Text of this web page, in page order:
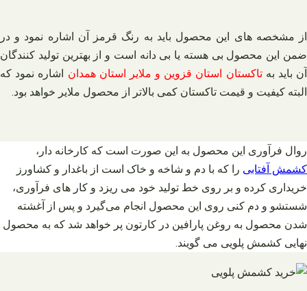
از مشخصه های این محصول باید به رنگ قرمز آن اشاره نمود و در
ضمن این محصول بی هسته یا بی دانه است و از بهترین تولید کنندگان
آن باید بهتاکستان استان قزوین و ملایر استان همدان اشاره نمود که
البته کیفیت و قیمت تاکستان کمی بالاتر از محصول ملایر خواهد بود.
روال فرآوری این محصول به این صورت است که کارخانه دار،
کشمش آفتابی را که با دم و شاخه و خاک است از باغدار و کشاورز
خریداری کرده و بر روی خط تولید خود می ریزد و کار های فرآوری،
شستشو و دم کنی روی این محصول انجام می‌گیرد و پس از آغشته
شدن محصول به روغن پارافین در کارتون پر خواهد شد که به محصول
نهایی کشمش پلویی می گویند.